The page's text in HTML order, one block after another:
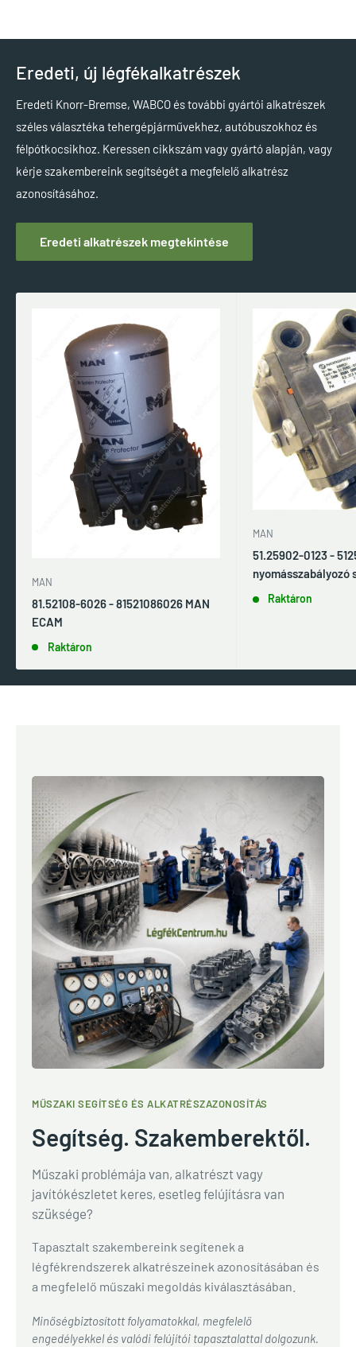
Eredeti, új légfékalkatrészek
Eredeti Knorr-Bremse, WABCO és további gyártói alkatrészek
széles választéka tehergépjárművekhez, autóbuszokhoz és
félpótkocsikhoz. Keressen cikkszám vagy gyártó alapján, vagy
kérje szakembereink segítségét a megfelelő alkatrész
azonosításához.
Eredeti alkatrészek megtekintése
MAN
81.52108-6026 - 81521086026 MAN
ECAM
Raktáron
MAN
51.25902-0123 -
nyomásszabályozó
Raktáron
MŰSZAKI SEGÍTSÉG ÉS ALKATRÉSZAZONOSÍTÁS
Segítség. Szakemberektől.
Műszaki problémája van, alkatrészt vagy
javítókészletet keres, esetleg felújításra van
szüksége?
Tapasztalt szakembereink segítenek a
légfékrendszerek alkatrészeinek azonosításában és
a megfelelő műszaki megoldás kiválasztásában.
Minőségbiztosított folyamatokkal, megfelelő
engedélyekkel és valódi felújítói tapasztalattal dolgozunk.